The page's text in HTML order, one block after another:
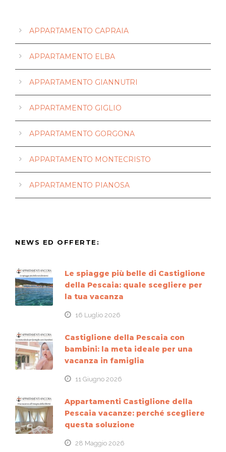
APPARTAMENTO CAPRAIA
APPARTAMENTO ELBA
APPARTAMENTO GIANNUTRI
APPARTAMENTO GIGLIO
APPARTAMENTO GORGONA
APPARTAMENTO MONTECRISTO
APPARTAMENTO PIANOSA
NEWS ED OFFERTE:
Le spiagge più belle di Castiglione
della Pescaia: quale scegliere per
la tua vacanza
16 Luglio 2026
Castiglione della Pescaia con
bambini: la meta ideale per una
vacanza in famiglia
11 Giugno 2026
Appartamenti Castiglione della
Pescaia vacanze: perché scegliere
questa soluzione
28 Maggio 2026